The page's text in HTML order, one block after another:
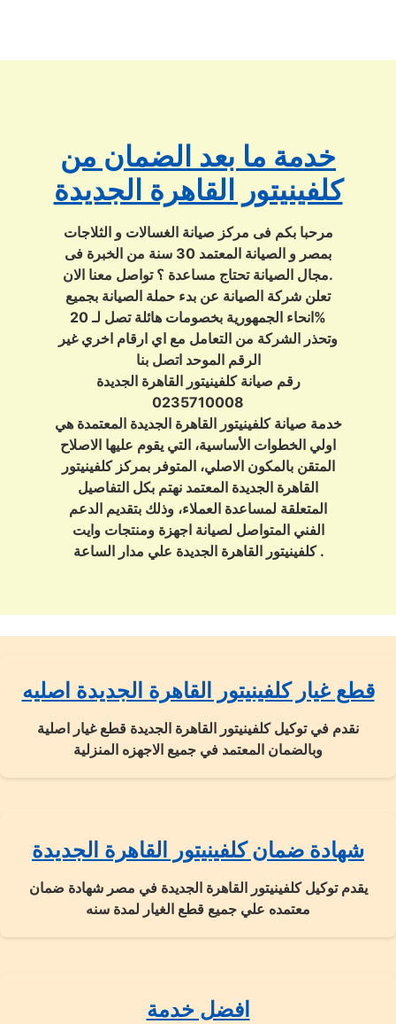
خدمة ما بعد الضمان من
كلفينيتور القاهرة الجديدة
مرحبا بكم فى مركز صيانة الغسالات و الثلاجات
بمصر و الصيانة المعتمد 30 سنة من الخبرة فى
مجال الصيانة تحتاج مساعدة ؟ تواصل معنا الان.
تعلن شركة الصيانة عن بدء حملة الصيانة بجميع
انحاء الجمهورية بخصومات هائلة تصل لـ 20%
وتحذر الشركة من التعامل مع اي ارقام اخري غير
الرقم الموحد اتصل بنا
رقم صيانة كلفينيتور القاهرة الجديدة
0235710008
خدمة صيانة كلفينيتور القاهرة الجديدة المعتمدة هي
اولي الخطوات الأساسية، التي يقوم عليها الاصلاح
المتقن بالمكون الاصلي، المتوفر بمركز كلفينيتور
القاهرة الجديدة المعتمد نهتم بكل التفاصيل
المتعلقة لمساعدة العملاء، وذلك بتقديم الدعم
الفني المتواصل لصيانة اجهزة ومنتجات وايت
كلفينيتور القاهرة الجديدة علي مدار الساعة .
قطع غيار كلفينيتور القاهرة الجديدة اصليه
نقدم في توكيل كلفينيتور القاهرة الجديدة قطع غيار اصلية
وبالضمان المعتمد في جميع الاجهزه المنزلية
شهادة ضمان كلفينيتور القاهرة الجديدة
يقدم توكيل كلفينيتور القاهرة الجديدة في مصر شهادة ضمان
معتمده علي جميع قطع الغيار لمدة سنه
افضل خدمة